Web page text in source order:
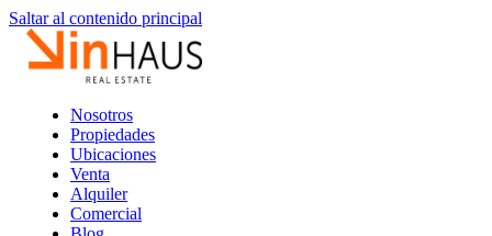
Saltar al contenido principal
Nosotros
Propiedades
Ubicaciones
Venta
Alquiler
Comercial